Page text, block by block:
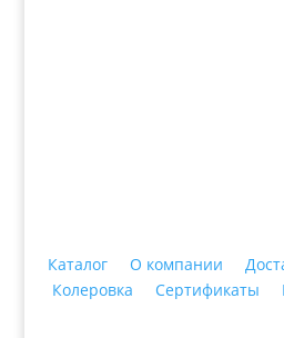
Каталог О компании
Колеровка
Сертификаты